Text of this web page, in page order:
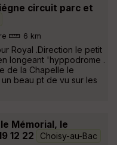
circuit parc et
6 km
Royal .Direction le petit
longeant 'hyppodrome .
de la Chapelle le
beau pt de vu sur les
Mémorial, le
12 22
Choisy-au-Bac